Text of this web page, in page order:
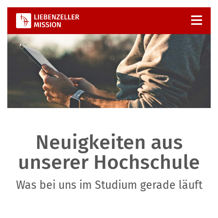
Zum
Inhalt
springen
Neuigkeiten aus
unserer Hochschule
Was bei uns im Studium gerade läuft